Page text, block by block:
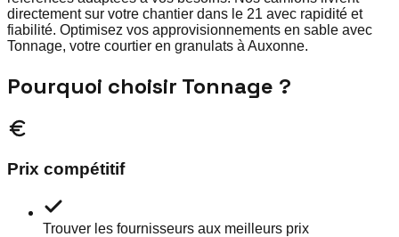
directement sur votre chantier dans le 21 avec rapidité et
fiabilité. Optimisez vos approvisionnements en sable avec
Tonnage, votre courtier en granulats à Auxonne.
Pourquoi choisir Tonnage ?
Prix compétitif
Trouver les fournisseurs aux meilleurs prix